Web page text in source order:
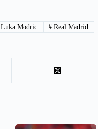
Modric # Real Madrid